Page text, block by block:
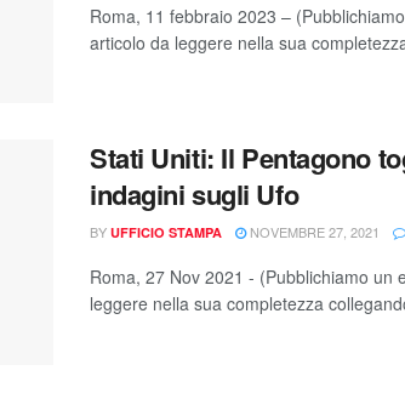
Roma, 11 febbraio 2023 –
articolo da leggere nella sua
Stati Uniti: Il Pentagono
indagini sugli Ufo
BY UFFICIO STAMPA NOVEMBRE 27, 2021
Roma, 27 Nov 2021 - (Pubblichiamo un
leggere nella sua completezza